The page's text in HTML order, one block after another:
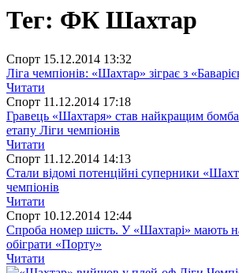
Тег: ФК Шахтар
Спорт 15.12.2014 13:32
Ліга чемпіонів: «Шахтар» зіграє з
Читати
Спорт 11.12.2014 17:18
Гравець «Шахтаря» став найкращим
етапу Ліги чемпіонів
Читати
Спорт 11.12.2014 14:13
Стали відомі потенційні суперники
чемпіонів
Читати
Спорт 10.12.2014 12:44
Спроба номер шість. У «Шахтарі» мають
обіграти «Порту»
Читати